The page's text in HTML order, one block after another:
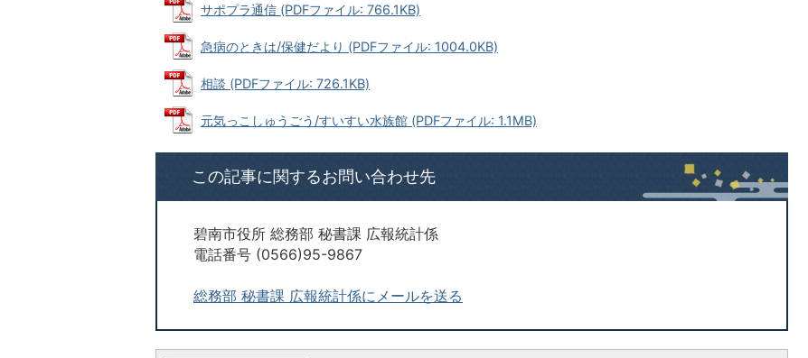
サポプラ通信 (PDFファイル: 766.1KB)
急病のときは/保健だより (PDFファイル: 1004.0KB)
相談 (PDFファイル: 726.1KB)
元気っこしゅうごう/すいすい水族館 (PDFファイル: 1.1MB)
この記事に関するお問い合わせ先
碧南市役所 総務部 秘書課 広報統計係
電話番号 (0566)95-9867
総務部 秘書課 広報統計係にメールを送る